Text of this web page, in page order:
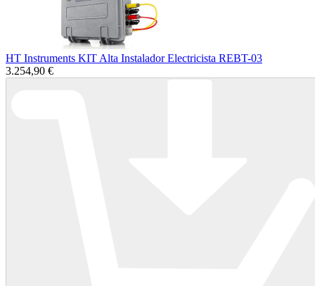
HT Instruments KIT Alta Instalador Electricista REBT-03
3.254,90 €